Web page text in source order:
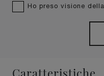
Ho preso visione della
Caratteristiche